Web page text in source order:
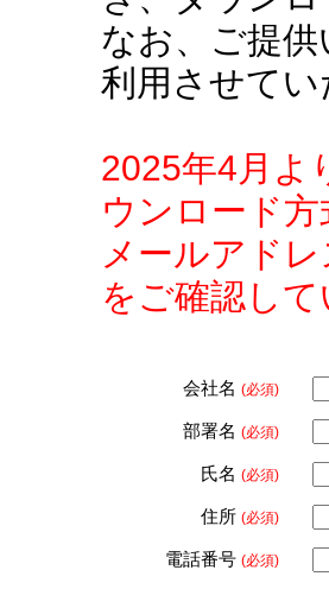
なお、ご提
利用させて
2025年4月よ
ウンロード
メールアド
をご確認し
会社名 (必須)
部署名 (必須)
氏名 (必須)
住所 (必須)
電話番号 (必須)